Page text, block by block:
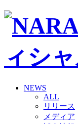
NEWS
ALL
リリース
メディア